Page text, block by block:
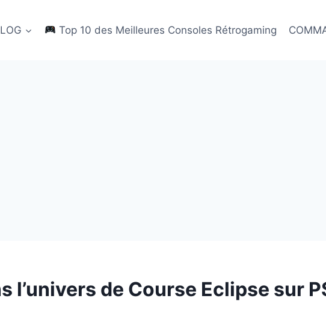
Top 10 des Meilleures Consoles Rétrogaming
de Course Eclipse sur